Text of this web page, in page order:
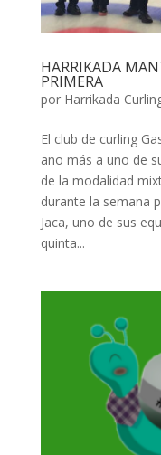
HARRIKADA
PRIMERA
por Harrikada
El club de curling
año más a uno de
de la modalidad
durante la semana
Jaca, uno de sus
quinta...